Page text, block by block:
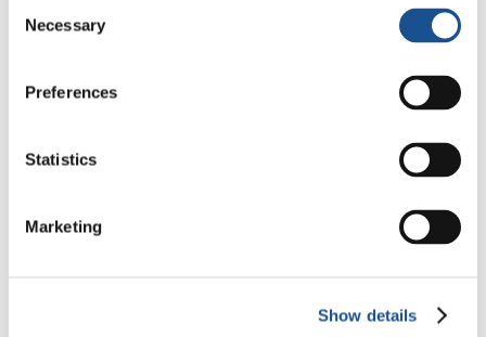
Selection
Necessary
Preferences
Statistics
Marketing
Show details
histoires d’écologie, de sport